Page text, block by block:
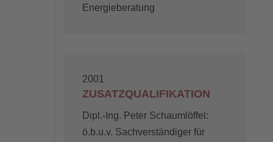
Energieberatung
2001
ZUSATZQUALIFIKATION
Dipl.-Ing. Peter Schaumlöffel:
ö.b.u.v. Sachverständiger für